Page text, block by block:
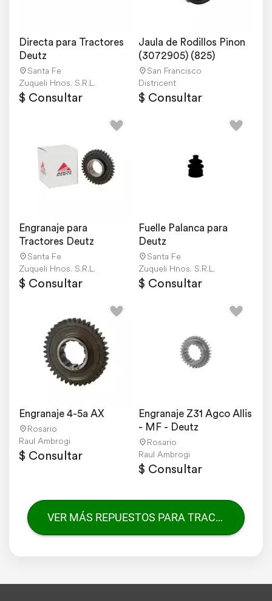
Directa para Tractores
Deutz
Santa Fe
Zuqueli Hnos. S.R.L.
$ Consultar
Jaula de Rodillos Pinon
(3072905) (825)
San Francisco
Districent
$ Consultar
Engranaje para
Tractores Deutz
Santa Fe
Zuqueli Hnos. S.R.L.
$ Consultar
Fuelle Palanca para
Deutz
Santa Fe
Zuqueli Hnos. S.R.L.
$ Consultar
Engranaje 4-5a AX
Rosario
Raul Ambrogi
$ Consultar
Engranaje Z31 Agco Allis
- MF - Deutz
Rosario
Raul Ambrogi
$ Consultar
VER MÁS REPUESTOS PARA TRACTORES